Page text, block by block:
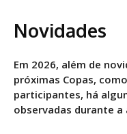
Novidades
Em 2026, além de
próximas Copas,
participantes, há
observadas durante a